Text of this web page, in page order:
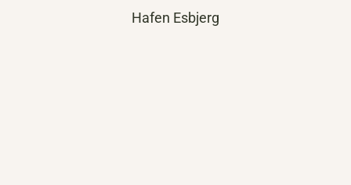
Hafen Esbjerg